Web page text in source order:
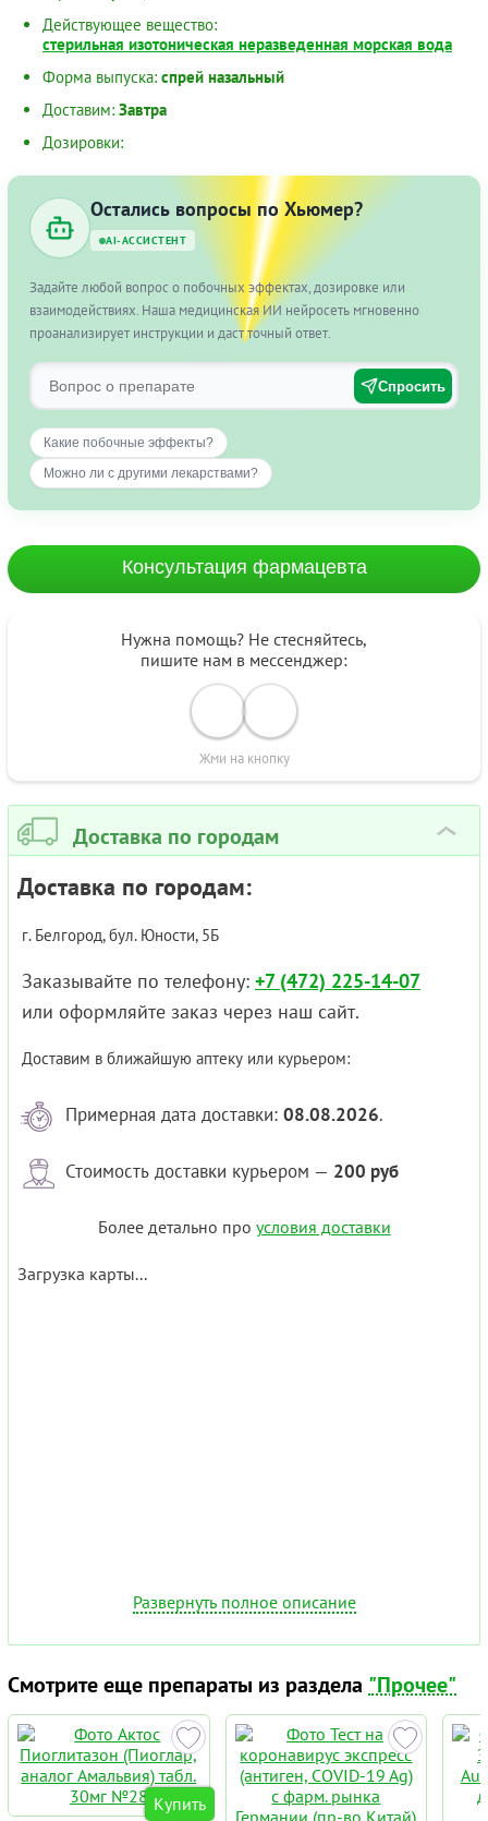
Действующее вещество:
стерильная изотоническая неразведенная морская вода
Форма выпуска: спрей назальный
Доставим: Завтра
Дозировки:
Остались вопросы по Хьюмер?
AI-АССИСТЕНТ
Задайте любой вопрос о побочных эффектах, дозировке или
взаимодействиях. Наша медицинская ИИ нейросеть мгновенно
проанализирует инструкции и даст точный ответ.
Спросить
Какие побочные эффекты?
Можно ли с другими лекарствами?
Консультация фармацевта
Нужна помощь? Не стесняйтесь,
пишите нам в мессенджер:
Жми на кнопку
Доставка по городам ›
Доставка по городам:
г. Белгород, бул. Юности, 5Б
Заказывайте по телефону: +7 (472) 225-14-07
или оформляйте заказ через наш сайт.
Доставим в ближайшую аптеку или курьером:
Примерная дата доставки: 08.08.2026.
Стоимость доставки курьером — 200 руб
Более детально про условия доставки
Загрузка карты...
Развернуть полное описание
Смотрите еще препараты из раздела "Прочее"
Купить